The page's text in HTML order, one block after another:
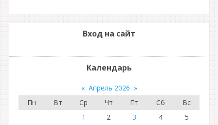
Вход на сайт
Календарь
« Апрель 2026 »
Пн
Вт Ср Чт Пт Сб
Вс
1
2 3 4
5